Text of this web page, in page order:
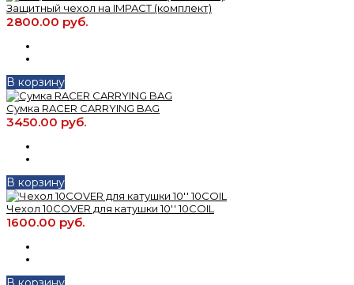
Защитный чехол на IMPACT (комплект)
2800.00 руб.
В корзину
Сумка RACER CARRYING BAG
3450.00 руб.
В корзину
Чехол 10COVER для катушки 10'' 10COIL
1600.00 руб.